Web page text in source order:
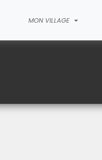
MON VILLAGE